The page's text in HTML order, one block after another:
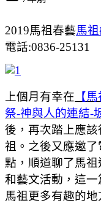
2019馬祖春藝馬
電話:0836-25131
上個月有幸在 【
祭-神與人的連結-
後，再次踏上應
祖。之後又應邀
點，順道聊了馬
和藝文活動，這
馬祖更多有趣的